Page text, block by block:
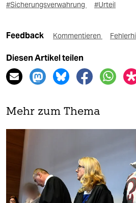
#Sicherungsverwahrung
#Urteil
Feedback Kommentieren
Diesen Artikel teilen
Mehr zum Thema